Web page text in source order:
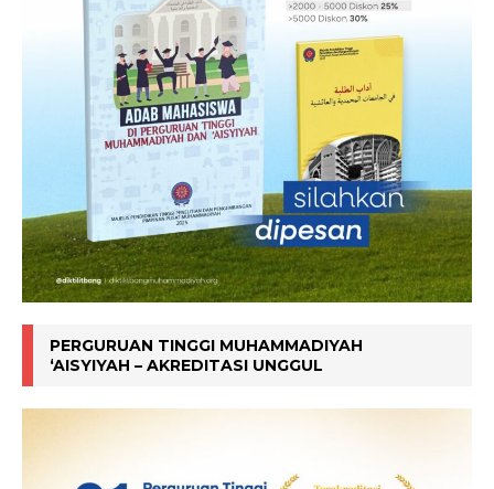
PERGURUAN TINGGI MUHAMMADIYAH
‘AISYIYAH – AKREDITASI UNGGUL